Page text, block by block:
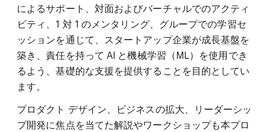
によるサポート、対面およびバーチャルでのアクティ
ビティ、1 対 1 のメンタリング、グループでの学習セ
ッションを通じて、スタートアップ企業が成長基盤を
築き、責任を持って AI と機械学習（ML）を使用でき
るよう、基礎的な支援を提供することを目的としてい
ます。
プロダクト デザイン、ビジネスの拡大、リーダーシッ
プ開発に焦点を当てた解説やワークショップも本プロ